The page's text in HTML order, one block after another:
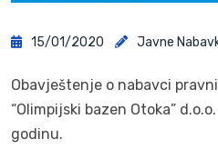
15/01/2020 Javne
Obavještenje o nabavci
“Olimpijski bazen Otoka”
godinu.